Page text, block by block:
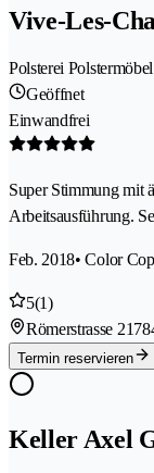
Vive-Les-
Polsterei Polstermöbel
Geöffnet
Einwandfrei
Super Stimmung mit
Arbeitsausführung.
Feb. 2018• Color
5(1)
Römerstrasse 217
Termin reservieren
Keller Axel